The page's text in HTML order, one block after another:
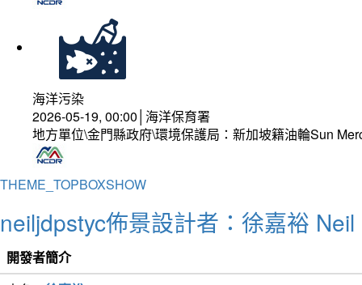
海洋污染
2026-05-19, 00:00│海洋保育署
地方單位\金門縣政府\環境保護局：新加坡籍油輪Sun
THEME_TOPBOXSHOW
neiljdpstyc佈景設計者：徐嘉裕
開發者簡介